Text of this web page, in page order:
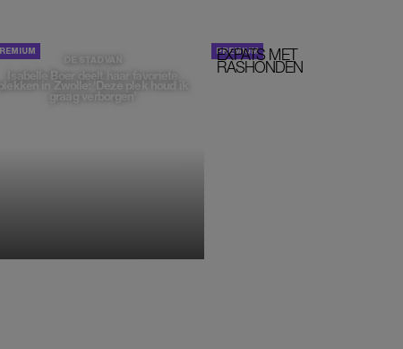
DE STAD VAN
Isabelle Boer deelt haar favoriete
plekken in Zwolle: 'Deze plek houd ik
graag verborgen'
EXPATS MET
RASHONDEN